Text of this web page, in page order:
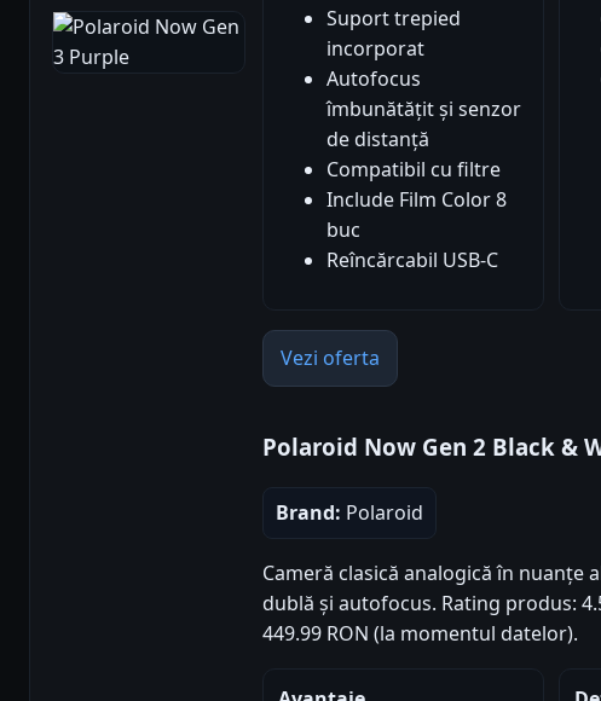
Suport trepied
incorporat
Autofocus
îmbunătățit și senzor
de distanță
Compatibil cu filtre
Include Film Color 8
buc
Reîncărcabil USB-C
Vezi oferta
Polaroid Now Gen 2 Black &
Brand: Polaroid
Cameră clasică analogică în nuanțe
dublă și autofocus. Rating produs:
449.99 RON (la momentul datelor).